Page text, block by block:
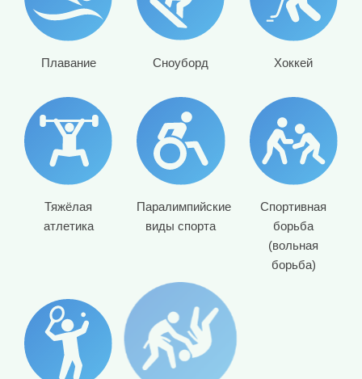
Плавание Сноуборд Хоккей
Тяжёлая
атлетика
Паралимпийские
виды спорта
Спортивная
борьба
(вольная
борьба)